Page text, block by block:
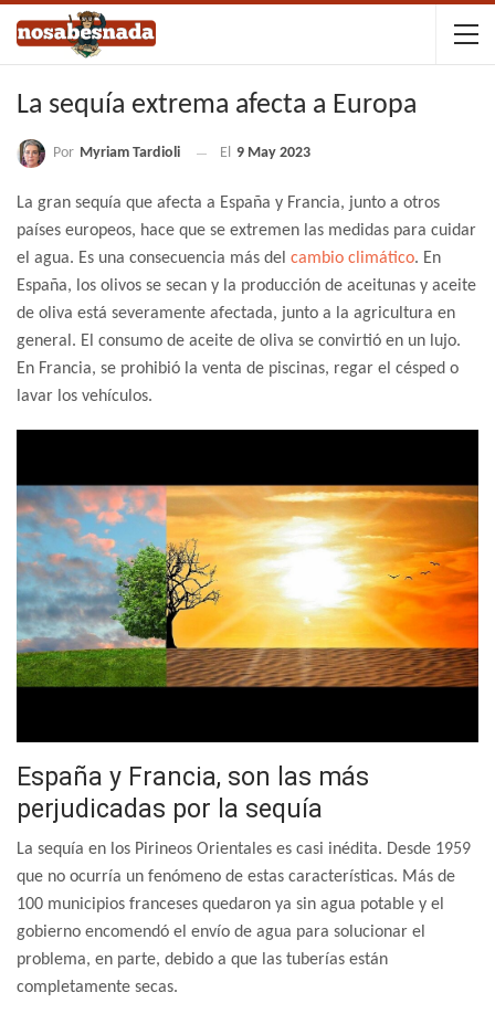
La sequía extrema afecta a Europa
Por Myriam Tardioli El 9 May 2023
La gran sequía que afecta a España y Francia, junto a otros
países europeos, hace que se extremen las medidas para cuidar
el agua. Es una consecuencia más del cambio climático. En
España, los olivos se secan y la producción de aceitunas y aceite
de oliva está severamente afectada, junto a la agricultura en
general. El consumo de aceite de oliva se convirtió en un lujo.
En Francia, se prohibió la venta de piscinas, regar el césped o
lavar los vehículos.
España y Francia, son las más
perjudicadas por la sequía
La sequía en los Pirineos Orientales es casi inédita. Desde 1959
que no ocurría un fenómeno de estas características. Más de
100 municipios franceses quedaron ya sin agua potable y el
gobierno encomendó el envío de agua para solucionar el
problema, en parte, debido a que las tuberías están
completamente secas.